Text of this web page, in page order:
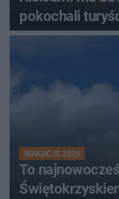
pokochali
WAKACJE 2026
To